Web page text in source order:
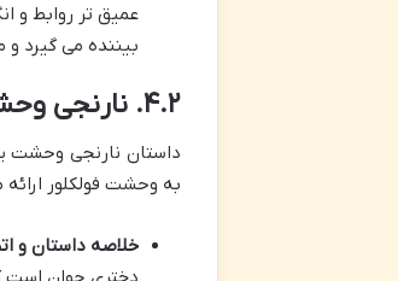
عمیق تر روابط و
بیننده می گیرد
۴.۲. نارنجی وحشت (The Orange – کانزاس) – کارگردان: لی کرونین
داستان نارنجی وحشت
به وحشت فولکلور
خلاصه داستان و